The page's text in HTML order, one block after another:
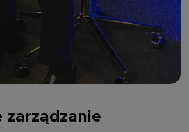
zarządzanie